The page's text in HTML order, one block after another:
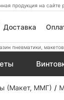
продукция на
Доставка
пневматики,
(Макет, ММГ)